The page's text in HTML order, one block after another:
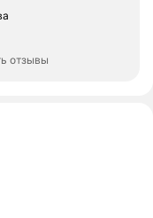
отзывы